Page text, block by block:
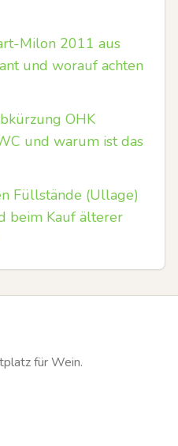
Milon 2011 aus
und worauf achten
OHK
und warum ist das
Füllstände (Ullage)
beim Kauf älterer
für Wein.